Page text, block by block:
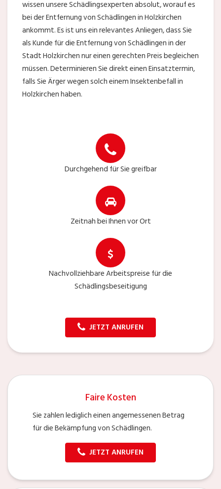
wissen unsere Schädlingsexperten absolut, worauf es
bei der Entfernung von Schädlingen in Holzkirchen
ankommt. Es ist uns ein relevantes Anliegen, dass Sie
als Kunde für die Entfernung von Schädlingen in der
Stadt Holzkirchen nur einen gerechten Preis begleichen
müssen. Determinieren Sie direkt einen Einsatztermin,
falls Sie Ärger wegen solch einem Insektenbefall in
Holzkirchen haben.
Durchgehend für Sie greifbar
Zeitnah bei Ihnen vor Ort
Nachvollziehbare Arbeitspreise für die
Schädlingsbeseitigung
JETZT ANRUFEN
Faire Kosten
Sie zahlen lediglich einen angemessenen Betrag
für die Bekämpfung von Schädlingen.
JETZT ANRUFEN